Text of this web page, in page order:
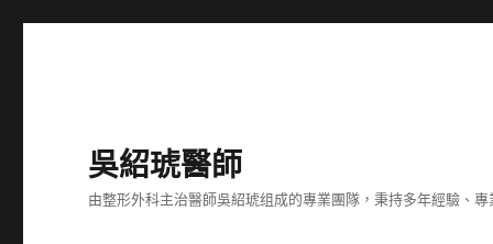
吳紹琥醫師
由整形外科主治醫師吳紹琥组成的專業團隊，秉持多年經驗、